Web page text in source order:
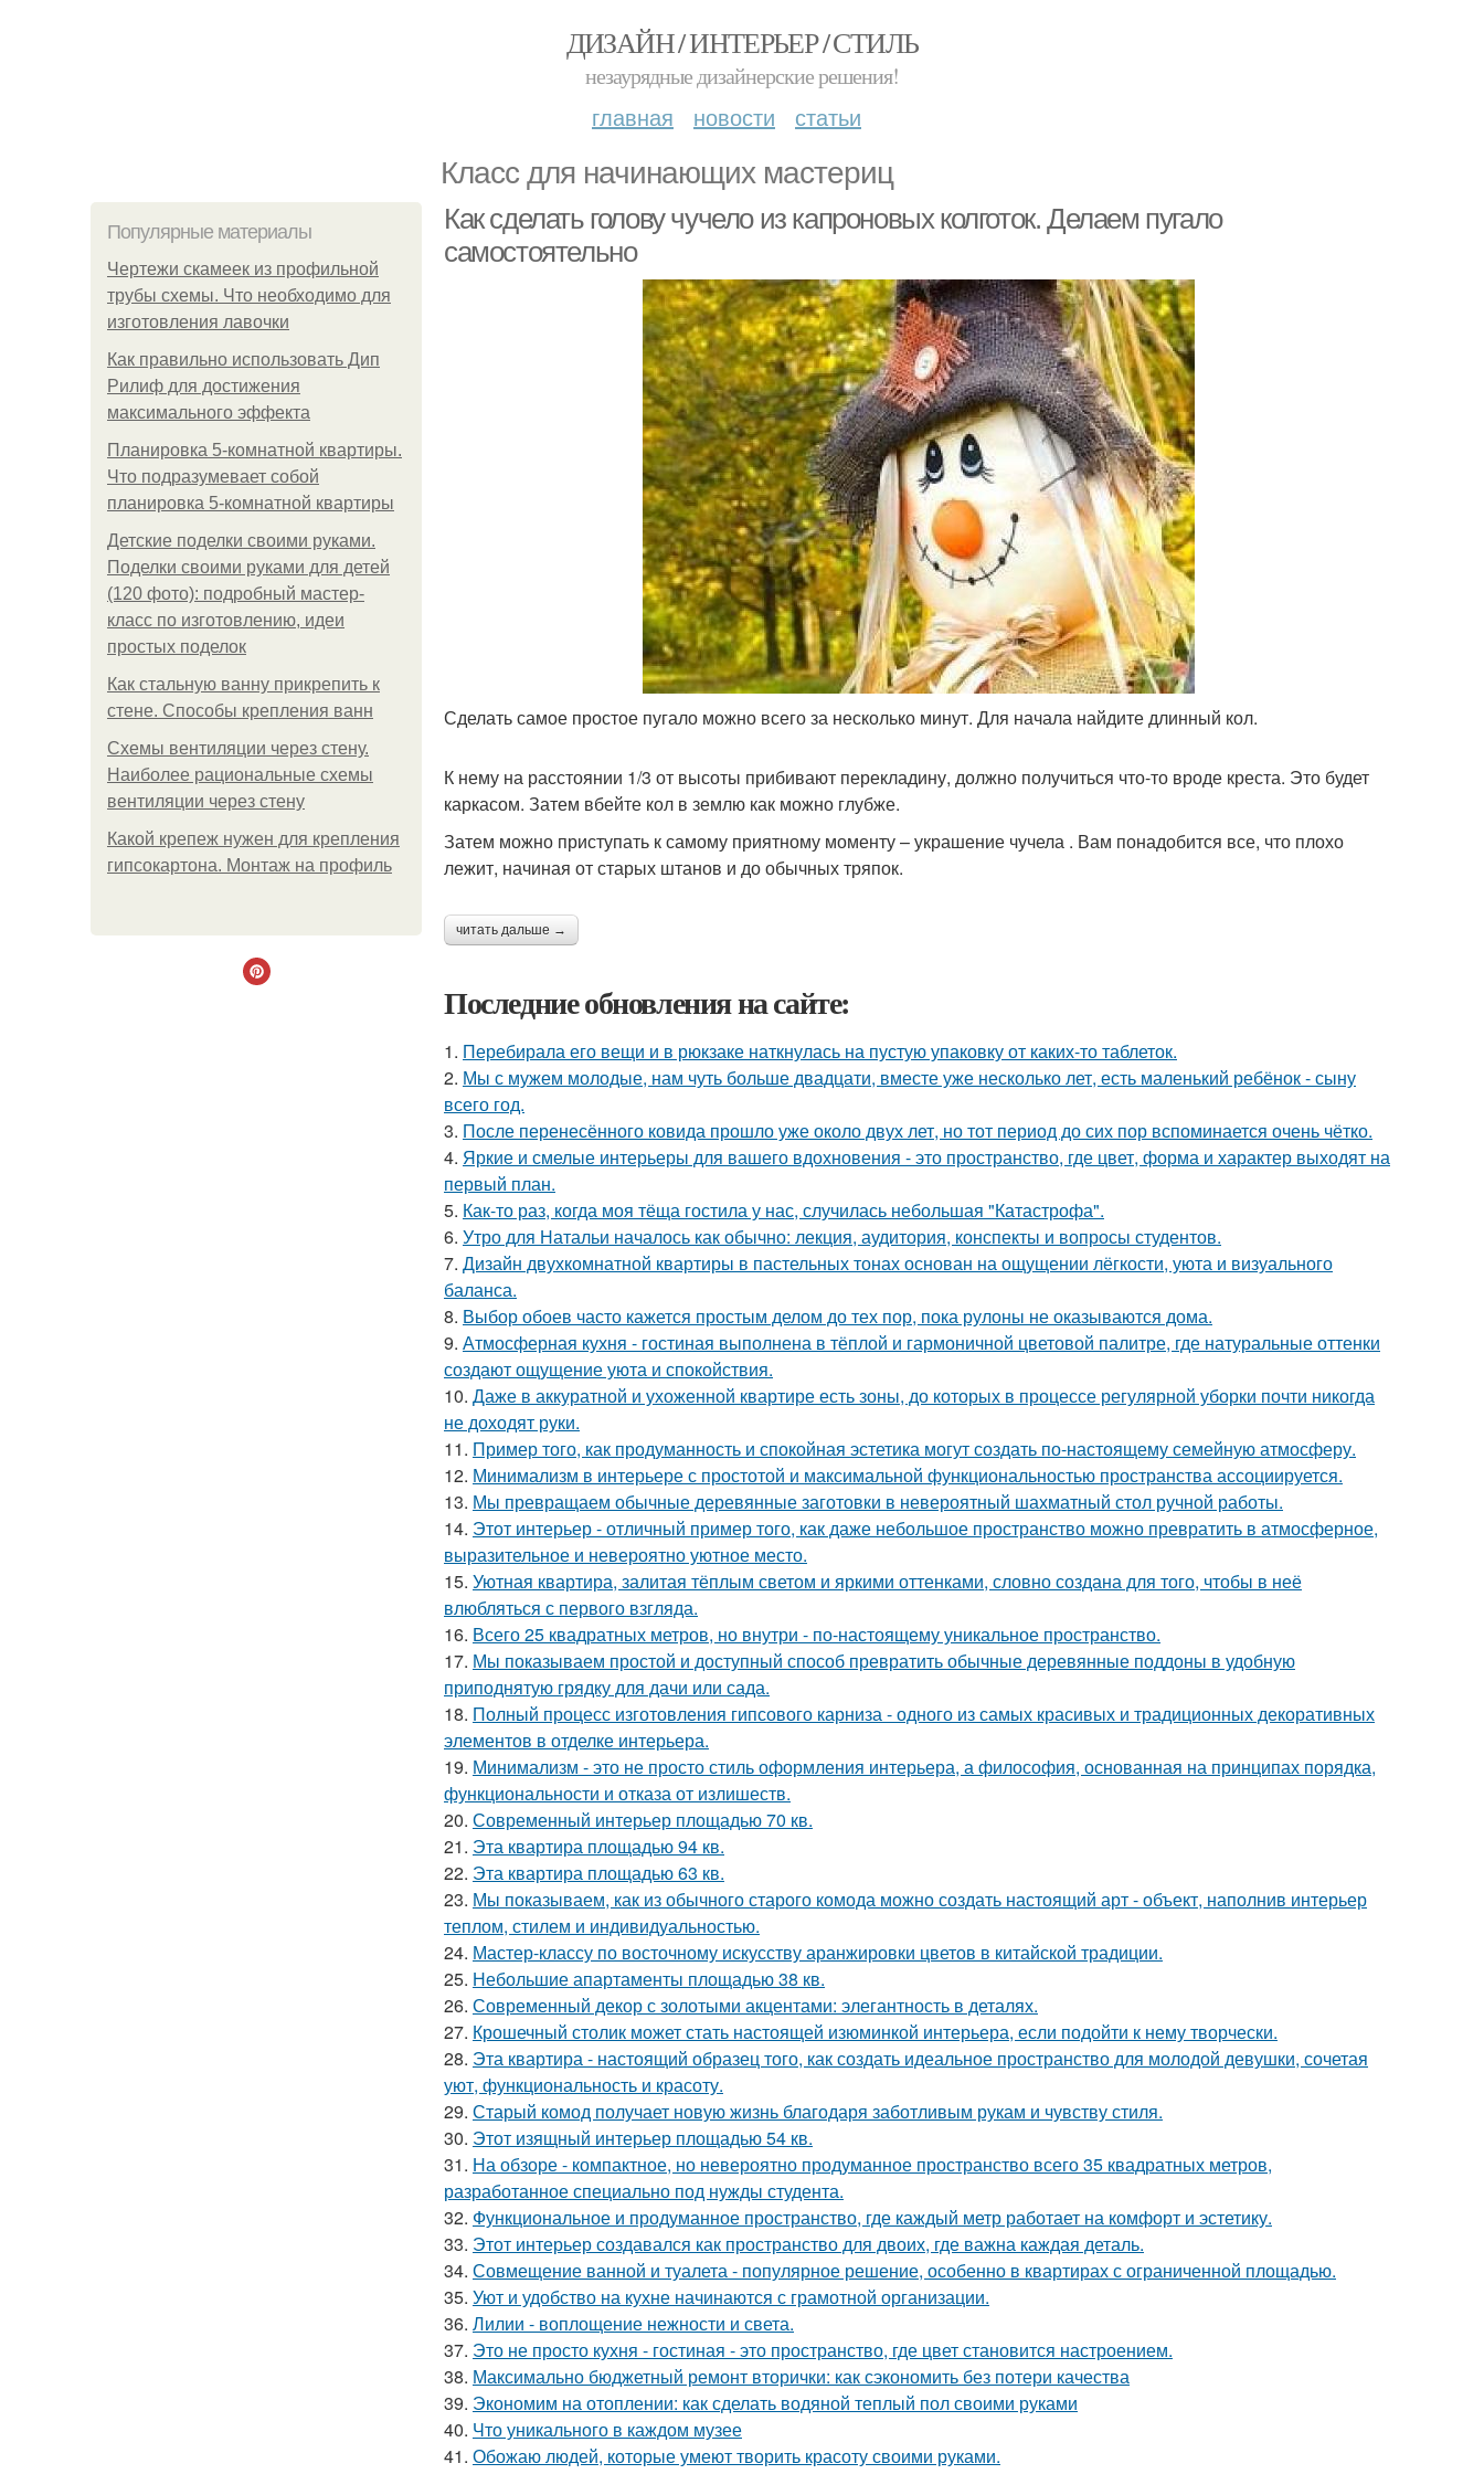
ДИЗАЙН / ИНТЕРЬЕР / СТИЛЬ
незаурядные дизайнерские решения!
главная новости статьи
Класс для начинающих мастериц
Популярные материалы
Чертежи скамеек из профильной
трубы схемы. Что необходимо для
изготовления лавочки
Как правильно использовать Дип
Рилиф для достижения
максимального эффекта
Планировка 5-комнатной квартиры.
Что подразумевает собой
планировка 5-комнатной квартиры
Детские поделки своими руками.
Поделки своими руками для детей
(120 фото): подробный мастер-
класс по изготовлению, идеи
простых поделок
Как стальную ванну прикрепить к
стене. Способы крепления ванн
Схемы вентиляции через стену.
Наиболее рациональные схемы
вентиляции через стену
Какой крепеж нужен для крепления
гипсокартона. Монтаж на профиль
Как сделать голову чучело из капроновых колготок. Делаем пугало
самостоятельно
Сделать самое простое пугало можно всего за несколько минут. Для начала найдите длинный кол.
К нему на расстоянии 1/3 от высоты прибивают перекладину, должно получиться что-то вроде креста. Это будет
каркасом. Затем вбейте кол в землю как можно глубже.
Затем можно приступать к самому приятному моменту – украшение чучела . Вам понадобится все, что плохо
лежит, начиная от старых штанов и до обычных тряпок.
читать дальше →
Последние обновления на сайте:
1. Перебирала его вещи и в рюкзаке наткнулась на пустую упаковку от каких-то таблеток.
2. Мы с мужем молодые, нам чуть больше двадцати, вместе уже несколько лет, есть маленький ребёнок - сыну
всего год.
3. После перенесённого ковида прошло уже около двух лет, но тот период до сих пор вспоминается очень чётко.
4. Яркие и смелые интерьеры для вашего вдохновения - это пространство, где цвет, форма и характер выходят на
первый план.
5. Как-то раз, когда моя тёща гостила у нас, случилась небольшая "Катастрофа".
6. Утро для Натальи началось как обычно: лекция, аудитория, конспекты и вопросы студентов.
7. Дизайн двухкомнатной квартиры в пастельных тонах основан на ощущении лёгкости, уюта и визуального
баланса.
8. Выбор обоев часто кажется простым делом до тех пор, пока рулоны не оказываются дома.
9. Атмосферная кухня - гостиная выполнена в тёплой и гармоничной цветовой палитре, где натуральные оттенки
создают ощущение уюта и спокойствия.
10. Даже в аккуратной и ухоженной квартире есть зоны, до которых в процессе регулярной уборки почти никогда
не доходят руки.
11. Пример того, как продуманность и спокойная эстетика могут создать по-настоящему семейную атмосферу.
12. Минимализм в интерьере с простотой и максимальной функциональностью пространства ассоциируется.
13. Мы превращаем обычные деревянные заготовки в невероятный шахматный стол ручной работы.
14. Этот интерьер - отличный пример того, как даже небольшое пространство можно превратить в атмосферное,
выразительное и невероятно уютное место.
15. Уютная квартира, залитая тёплым светом и яркими оттенками, словно создана для того, чтобы в неё
влюбляться с первого взгляда.
16. Всего 25 квадратных метров, но внутри - по-настоящему уникальное пространство.
17. Мы показываем простой и доступный способ превратить обычные деревянные поддоны в удобную
приподнятую грядку для дачи или сада.
18. Полный процесс изготовления гипсового карниза - одного из самых красивых и традиционных декоративных
элементов в отделке интерьера.
19. Минимализм - это не просто стиль оформления интерьера, а философия, основанная на принципах порядка,
функциональности и отказа от излишеств.
20. Современный интерьер площадью 70 кв.
21. Эта квартира площадью 94 кв.
22. Эта квартира площадью 63 кв.
23. Мы показываем, как из обычного старого комода можно создать настоящий арт - объект, наполнив интерьер
теплом, стилем и индивидуальностью.
24. Мастер-классу по восточному искусству аранжировки цветов в китайской традиции.
25. Небольшие апартаменты площадью 38 кв.
26. Современный декор с золотыми акцентами: элегантность в деталях.
27. Крошечный столик может стать настоящей изюминкой интерьера, если подойти к нему творчески.
28. Эта квартира - настоящий образец того, как создать идеальное пространство для молодой девушки, сочетая
уют, функциональность и красоту.
29. Старый комод получает новую жизнь благодаря заботливым рукам и чувству стиля.
30. Этот изящный интерьер площадью 54 кв.
31. На обзоре - компактное, но невероятно продуманное пространство всего 35 квадратных метров,
разработанное специально под нужды студента.
32. Функциональное и продуманное пространство, где каждый метр работает на комфорт и эстетику.
33. Этот интерьер создавался как пространство для двоих, где важна каждая деталь.
34. Совмещение ванной и туалета - популярное решение, особенно в квартирах с ограниченной площадью.
35. Уют и удобство на кухне начинаются с грамотной организации.
36. Лилии - воплощение нежности и света.
37. Это не просто кухня - гостиная - это пространство, где цвет становится настроением.
38. Максимально бюджетный ремонт вторички: как сэкономить без потери качества
39. Экономим на отоплении: как сделать водяной теплый пол своими руками
40. Что уникального в каждом музее
41. Обожаю людей, которые умеют творить красоту своими руками.